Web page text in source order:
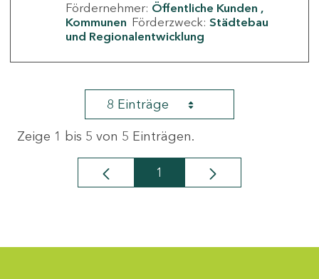
Fördernehmer: Öffentliche Kunden
Kommunen Förderzweck: Städtebau
und Regionalentwicklung
8 Einträge
Zeige 1 bis 5 von 5 Einträgen.
Seite
1